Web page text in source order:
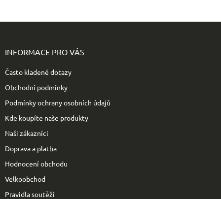
INFORMACE PRO VÁS
Často kladené dotazy
Obchodní podmínky
Podmínky ochrany osobních údajů
Kde koupíte naše produkty
Naši zákazníci
Doprava a platba
Hodnocení obchodu
Velkoobchod
Pravidla soutěží